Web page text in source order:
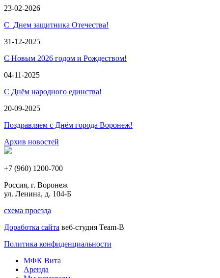
23-02-2026
С Днем защитника Отечества!
31-12-2025
С Новым 2026 годом и Рождеством!
04-11-2025
С Днём народного единства!
20-09-2025
Поздравляем с Днём города Воронеж!
Архив новостей
+7 (960) 1200-700
Россия, г. Воронеж
ул. Ленина, д. 104-Б
схема проезда
Доработка сайта веб-студия Team-B
Политика конфиденциальности
МФК Вита
Аренда